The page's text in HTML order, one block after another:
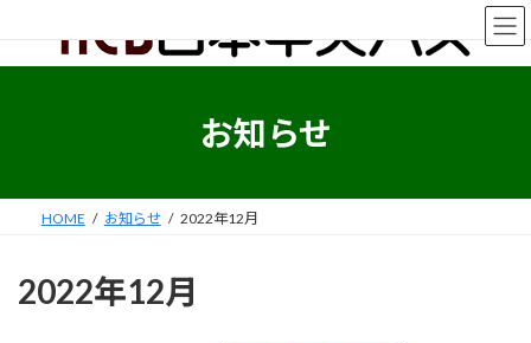
ン
ッ
ビ
移
お知らせ
HOME お知らせ 2022年12月
2022年12月